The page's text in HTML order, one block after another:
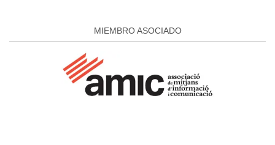
MIEMBRO ASOCIADO